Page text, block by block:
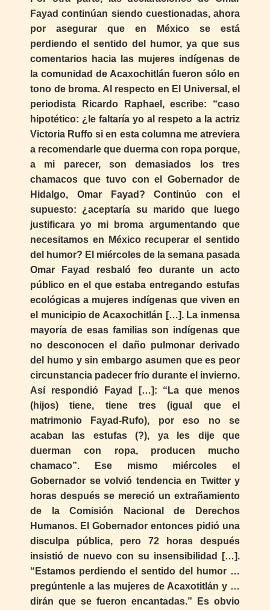
Fayad continúan siendo cuestionadas, ahora
por asegurar que en México se está
perdiendo el sentido del humor, ya que sus
comentarios hacia las mujeres indígenas de
la comunidad de Acaxochitlán fueron sólo en
tono de broma. Al respecto en El Universal, el
periodista Ricardo Raphael, escribe: “caso
hipotético: ¿le faltaría yo al respeto a la actriz
Victoria Ruffo si en esta columna me atreviera
a recomendarle que duerma con ropa porque,
a mi parecer, son demasiados los tres
chamacos que tuvo con el Gobernador de
Hidalgo, Omar Fayad? Continúo con el
supuesto: ¿aceptaría su marido que luego
justificara yo mi broma argumentando que
necesitamos en México recuperar el sentido
del humor? El miércoles de la semana pasada
Omar Fayad resbaló feo durante un acto
público en el que estaba entregando estufas
ecológicas a mujeres indígenas que viven en
el municipio de Acaxochitlán […]. La inmensa
mayoría de esas familias son indígenas que
no desconocen el daño pulmonar derivado
del humo y sin embargo asumen que es peor
circunstancia padecer frío durante el invierno.
Así respondió Fayad […]: “La que menos
(hijos) tiene, tiene tres (igual que el
matrimonio Fayad-Rufo), por eso no se
acaban las estufas (?), ya les dije que
duerman con ropa, producen mucho
chamaco”. Ese mismo miércoles el
Gobernador se volvió tendencia en Twitter y
horas después se mereció un extrañamiento
de la Comisión Nacional de Derechos
Humanos. El Gobernador entonces pidió una
disculpa pública, pero 72 horas después
insistió de nuevo con su insensibilidad […].
“Estamos perdiendo el sentido del humor …
pregúntenle a las mujeres de Acaxotitlán y …
dirán que se fueron encantadas.” Es obvio